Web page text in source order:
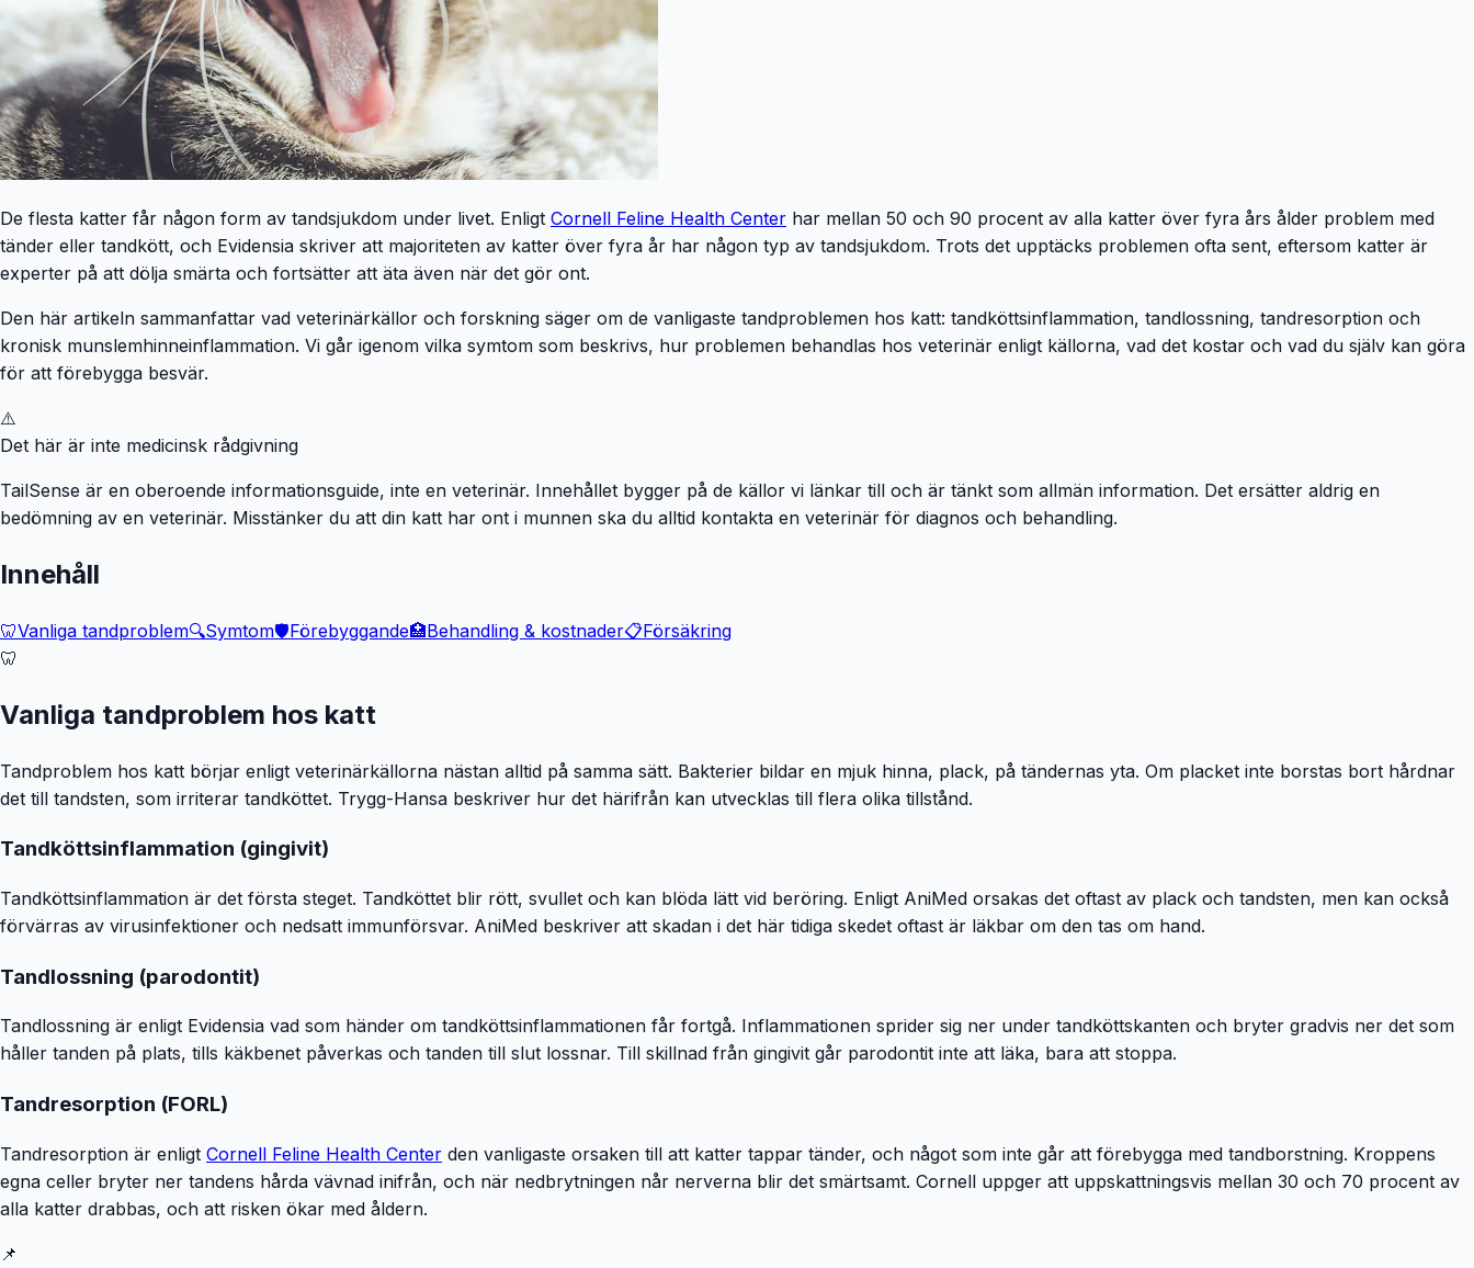
De flesta katter får någon form av tandsjukdom under livet. Enligt Cornell Feline Health Center har mellan 50 och 90 procent av alla katter över fyra års ålder problem med
tänder eller tandkött, och Evidensia skriver att majoriteten av katter över fyra år har någon typ av tandsjukdom. Trots det upptäcks problemen ofta sent, eftersom katter är
experter på att dölja smärta och fortsätter att äta även när det gör ont.
Den här artikeln sammanfattar vad veterinärkällor och forskning säger om de vanligaste tandproblemen hos katt: tandköttsinflammation, tandlossning, tandresorption och
kronisk munslemhinneinflammation. Vi går igenom vilka symtom som beskrivs, hur problemen behandlas hos veterinär enligt källorna, vad det kostar och vad du själv kan göra
för att förebygga besvär.
⚠️
Det här är inte medicinsk rådgivning
TailSense är en oberoende informationsguide, inte en veterinär. Innehållet bygger på de källor vi länkar till och är tänkt som allmän information. Det ersätter aldrig en
bedömning av en veterinär. Misstänker du att din katt har ont i munnen ska du alltid kontakta en veterinär för diagnos och behandling.
Innehåll
🦷Vanliga tandproblem🔍Symtom🛡️Förebyggande🏥Behandling & kostnader📋Försäkring
🦷
Vanliga tandproblem hos katt
Tandproblem hos katt börjar enligt veterinärkällorna nästan alltid på samma sätt. Bakterier bildar en mjuk hinna, plack, på tändernas yta. Om placket inte borstas bort hårdnar
det till tandsten, som irriterar tandköttet. Trygg-Hansa beskriver hur det härifrån kan utvecklas till flera olika tillstånd.
Tandköttsinflammation (gingivit)
Tandköttsinflammation är det första steget. Tandköttet blir rött, svullet och kan blöda lätt vid beröring. Enligt AniMed orsakas det oftast av plack och tandsten, men kan också
förvärras av virusinfektioner och nedsatt immunförsvar. AniMed beskriver att skadan i det här tidiga skedet oftast är läkbar om den tas om hand.
Tandlossning (parodontit)
Tandlossning är enligt Evidensia vad som händer om tandköttsinflammationen får fortgå. Inflammationen sprider sig ner under tandköttskanten och bryter gradvis ner det som
håller tanden på plats, tills käkbenet påverkas och tanden till slut lossnar. Till skillnad från gingivit går parodontit inte att läka, bara att stoppa.
Tandresorption (FORL)
Tandresorption är enligt Cornell Feline Health Center den vanligaste orsaken till att katter tappar tänder, och något som inte går att förebygga med tandborstning. Kroppens
egna celler bryter ner tandens hårda vävnad inifrån, och när nedbrytningen når nerverna blir det smärtsamt. Cornell uppger att uppskattningsvis mellan 30 och 70 procent av
alla katter drabbas, och att risken ökar med åldern.
📌